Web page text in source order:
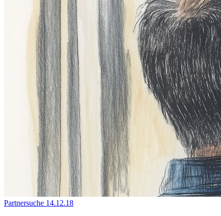
Partnersuche 14.12.18